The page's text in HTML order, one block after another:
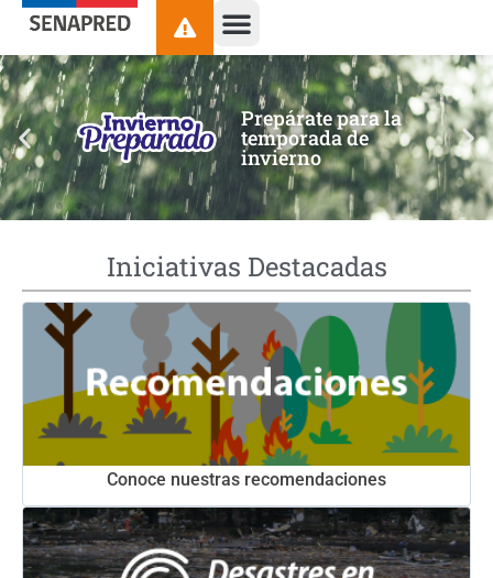
contenido
Prepárate para la
temporada de
invierno
Iniciativas Destacadas
Conoce nuestras recomendaciones